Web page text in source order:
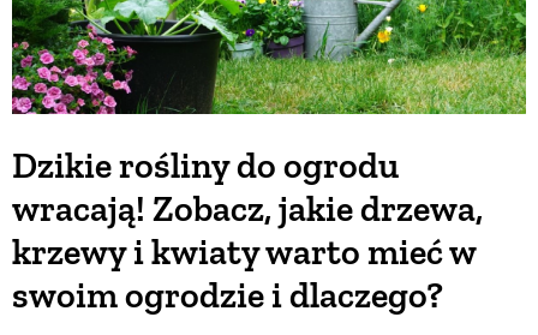
Dzikie rośliny do ogrodu
wracają! Zobacz, jakie drzewa,
krzewy i kwiaty warto mieć w
swoim ogrodzie i dlaczego?
WARZYWA I OWOCE
PORADY
ZIELEŃ W DOMU